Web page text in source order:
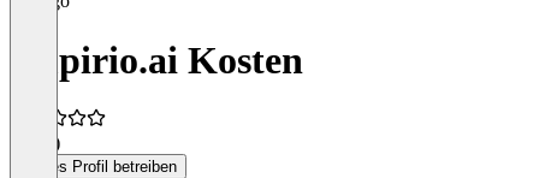
empirio.ai Kosten
(2)
Dieses Profil betreiben